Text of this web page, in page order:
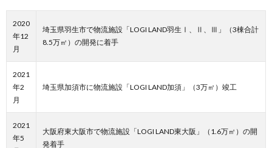
2020
年12
月
埼玉県羽生市で物流施設「LOGI LAND羽生Ⅰ、Ⅱ、Ⅲ」（3棟合計
8.5万㎡）の開発に着手
2021
年2
月
埼玉県加須市に物流施設「LOGI LAND加須」（3万㎡）竣工
2021
年5
大阪府東大阪市で物流施設「LOGI LAND東大阪」（1.6万㎡）の開
発着手